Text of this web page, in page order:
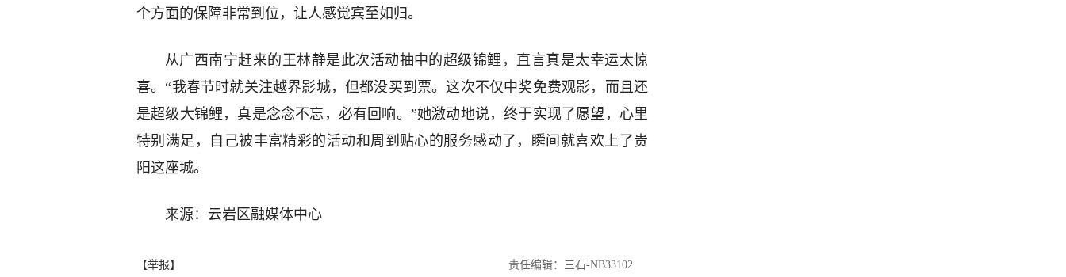
个方面的保障非常到位，让人感觉宾至如归。
从广西南宁赶来的王林静是此次活动抽中的超级锦鲤，直言真是太幸运太惊
喜。“我春节时就关注越界影城，但都没买到票。这次不仅中奖免费观影，而且还
是超级大锦鲤，真是念念不忘，必有回响。”她激动地说，终于实现了愿望，心里
特别满足，自己被丰富精彩的活动和周到贴心的服务感动了，瞬间就喜欢上了贵
阳这座城。
来源：云岩区融媒体中心
【举报】 责任编辑：三石-NB33102